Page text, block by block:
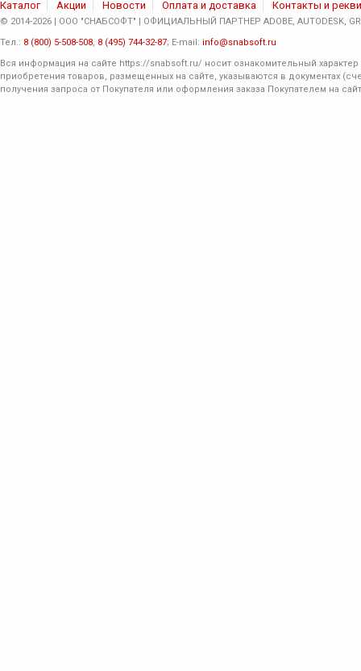
Каталог Акции Новости Оплата и доставка Контакты и
© 2014-2026 | ООО "СНАБСОФТ" | ОФИЦИАЛЬНЫЙ ПАРТНЕР ADOBE, AUTODESK,
Тел.: 8 (800) 5-508-508, 8 (495) 744-32-87; E-mail: info@snabsoft.ru
Вся информация на сайте https://snabsoft.ru/ носит ознакомительный
приобретения товаров, размещенных на сайте, указываются в документах
получения запроса от Покупателя или оформления заказа Покупателем на